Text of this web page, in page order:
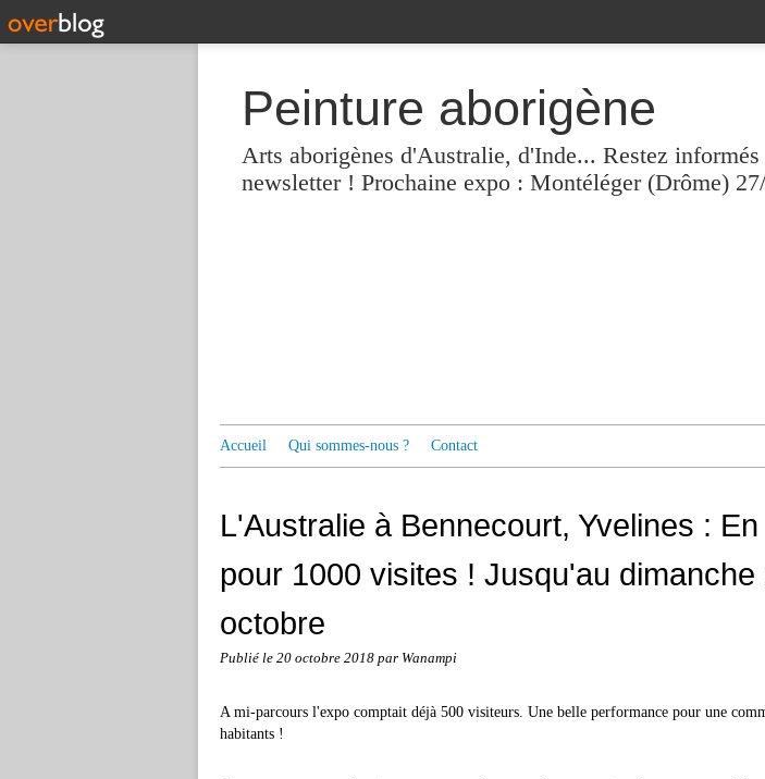
Peinture aborigène
Arts aborigènes d'Australie, d'Inde... Restez
newsletter ! Prochaine expo : Montéléger (Drôme)
Accueil Qui sommes-nous ? Contact
L'Australie à Bennecourt, Yvelines :
pour 1000 visites ! Jusqu'au dimanche
octobre
Publié le 20 octobre 2018 par Wanampi
A mi-parcours l'expo comptait déjà 500 visiteurs. Une belle performance pour une
habitants !